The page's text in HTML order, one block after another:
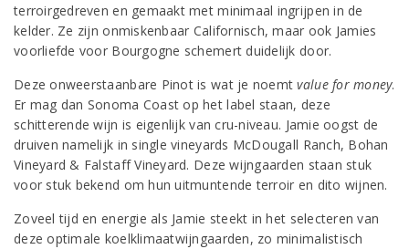
terroirgedreven en gemaakt met minimaal ingrijpen in de
kelder. Ze zijn onmiskenbaar Californisch, maar ook Jamies
voorliefde voor Bourgogne schemert duidelijk door.
Deze onweerstaanbare Pinot is wat je noemtvalue for money.
Er mag dan Sonoma Coast op het label staan, deze
schitterende wijn is eigenlijk van cru-niveau. Jamie oogst de
druiven namelijk in single vineyards McDougall Ranch, Bohan
Vineyard & Falstaff Vineyard. Deze wijngaarden staan stuk
voor stuk bekend om hun uitmuntende terroir en dito wijnen.
Zoveel tijd en energie als Jamie steekt in het selecteren van
deze optimale koelklimaatwijngaarden, zo minimalistisch